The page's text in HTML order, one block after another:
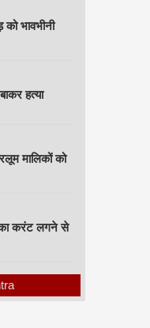
भावभीनी
हत्या
मालिकों को
का करंट लगने से